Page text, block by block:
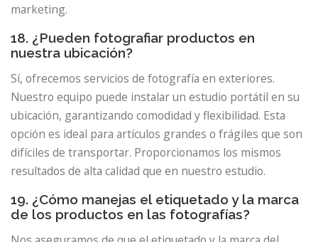
marketing.
18. ¿Pueden fotografiar productos en
nuestra ubicación?
Sí, ofrecemos servicios de fotografía en exteriores.
Nuestro equipo puede instalar un estudio portátil en su
ubicación, garantizando comodidad y flexibilidad. Esta
opción es ideal para artículos grandes o frágiles que son
difíciles de transportar. Proporcionamos los mismos
resultados de alta calidad que en nuestro estudio.
19. ¿Cómo manejas el etiquetado y la marca
de los productos en las fotografías?